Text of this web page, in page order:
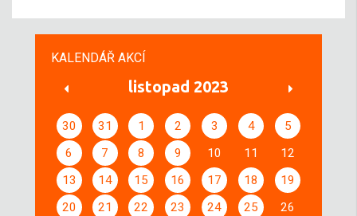
KALENDÁŘ AKCÍ
listopad 2023
30 31 1 2 3 4
5
6
7 8 9 10 11
12
13
14 15 16 17 18
19
20
21 22 23 24 25
26